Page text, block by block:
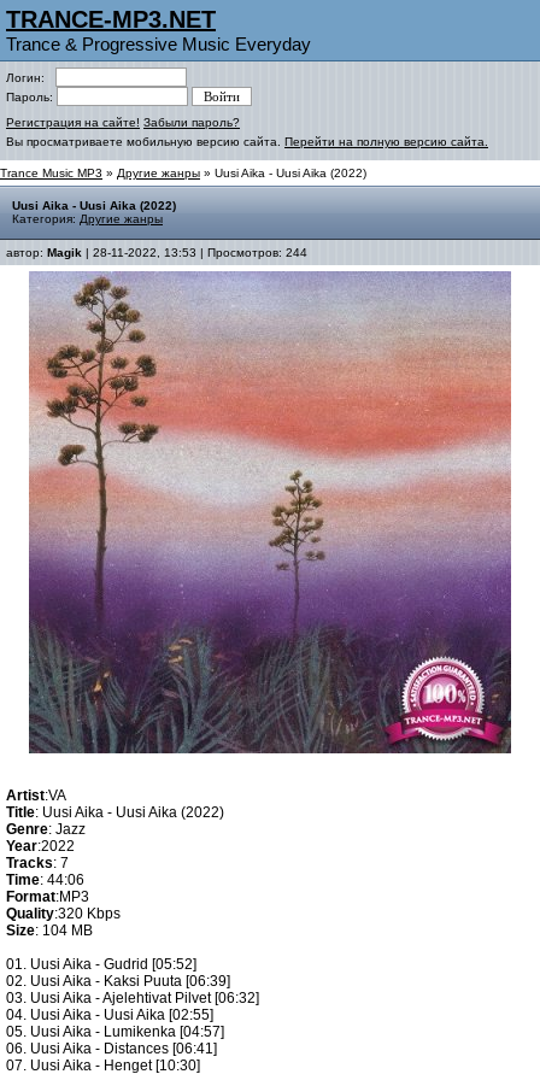
TRANCE-MP3.NET
Trance & Progressive Music Everyday
Логин:
Пароль:
Регистрация на сайте! Забыли пароль?
Вы просматриваете мобильную версию сайта. Перейти на полную версию сайта.
Trance Music MP3 » Другие жанры » Uusi Aika - Uusi Aika (2022)
Uusi Aika - Uusi Aika (2022)
Категория: Другие жанры
автор: Magik | 28-11-2022, 13:53 | Просмотров: 244
Artist:VA
Title: Uusi Aika - Uusi Aika (2022)
Genre: Jazz
Year:2022
Tracks: 7
Time: 44:06
Format:MP3
Quality:320 Kbps
Size: 104 MB
01. Uusi Aika - Gudrid [05:52]
02. Uusi Aika - Kaksi Puuta [06:39]
03. Uusi Aika - Ajelehtivat Pilvet [06:32]
04. Uusi Aika - Uusi Aika [02:55]
05. Uusi Aika - Lumikenka [04:57]
06. Uusi Aika - Distances [06:41]
07. Uusi Aika - Henget [10:30]